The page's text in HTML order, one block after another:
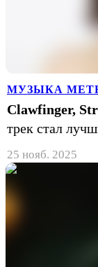
МУЗЫКА
Clawfinger,
трек стал
25 нояб. 2025